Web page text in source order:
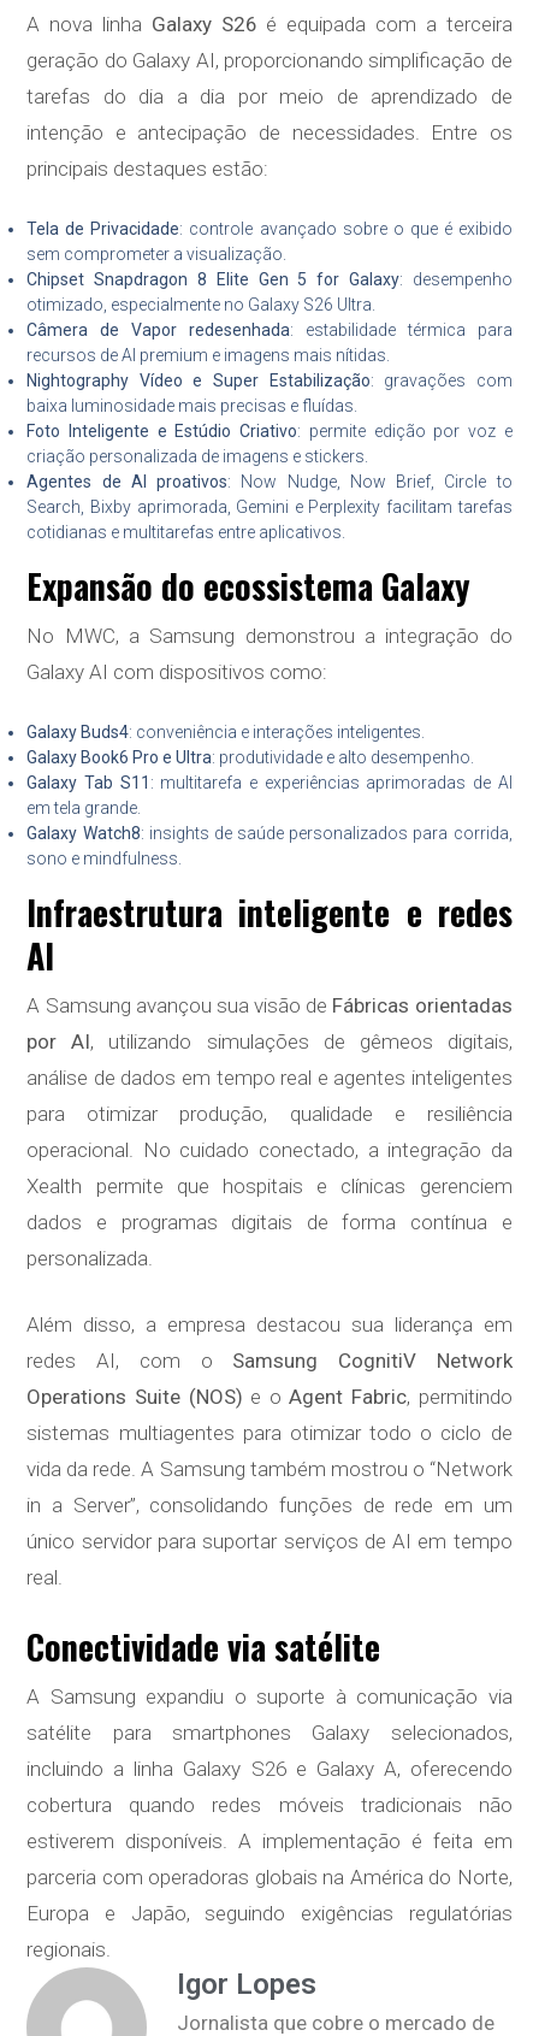
A nova linha Galaxy S26 é equipada com a terceira
geração do Galaxy AI, proporcionando simplificação de
tarefas do dia a dia por meio de aprendizado de
intenção e antecipação de necessidades. Entre os
principais destaques estão:
Tela de Privacidade: controle avançado sobre o que é exibido
sem comprometer a visualização.
Chipset Snapdragon 8 Elite Gen 5 for Galaxy: desempenho
otimizado, especialmente no Galaxy S26 Ultra.
Câmera de Vapor redesenhada: estabilidade térmica para
recursos de AI premium e imagens mais nítidas.
Nightography Vídeo e Super Estabilização: gravações com
baixa luminosidade mais precisas e fluídas.
Foto Inteligente e Estúdio Criativo: permite edição por voz e
criação personalizada de imagens e stickers.
Agentes de AI proativos: Now Nudge, Now Brief, Circle to
Search, Bixby aprimorada, Gemini e Perplexity facilitam tarefas
cotidianas e multitarefas entre aplicativos.
Expansão do ecossistema Galaxy
No MWC, a Samsung demonstrou a integração do
Galaxy AI com dispositivos como:
Galaxy Buds4: conveniência e interações inteligentes.
Galaxy Book6 Pro e Ultra: produtividade e alto desempenho.
Galaxy Tab S11 : multitarefa e experiências aprimoradas de AI
em tela grande.
Galaxy Watch8: insights de saúde personalizados para corrida,
sono e mindfulness.
Infraestrutura inteligente e redes
AI
A Samsung avançou sua visão de Fábricas orientadas
por AI, utilizando simulações de gêmeos digitais,
análise de dados em tempo real e agentes inteligentes
para otimizar produção, qualidade e resiliência
operacional. No cuidado conectado, a integração da
Xealth permite que hospitais e clínicas gerenciem
dados e programas digitais de forma contínua e
personalizada.
Além disso, a empresa destacou sua liderança em
redes AI, com o Samsung CognitiV Network
Operations Suite (NOS) e oAgent Fabric, permitindo
sistemas multiagentes para otimizar todo o ciclo de
vida da rede. A Samsung também mostrou o “Network
in a Server”, consolidando funções de rede em um
único servidor para suportar serviços de AI em tempo
real.
Conectividade via satélite
A Samsung expandiu o suporte à comunicação via
satélite para smartphones Galaxy selecionados,
incluindo a linha Galaxy S26 e Galaxy A, oferecendo
cobertura quando redes móveis tradicionais não
estiverem disponíveis. A implementação é feita em
parceria com operadoras globais na América do Norte,
Europa e Japão, seguindo exigências regulatórias
regionais.
Igor Lopes
Jornalista que cobre o mercado de